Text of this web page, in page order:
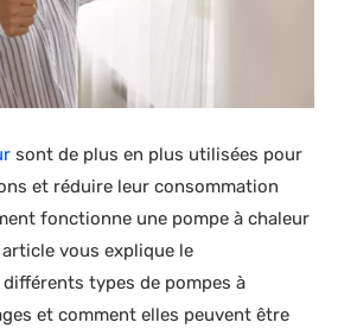
sont de plus en plus utilisées pour
et réduire leur consommation
fonctionne une pompe à chaleur
vous explique le
types de pompes à
et comment elles peuvent être